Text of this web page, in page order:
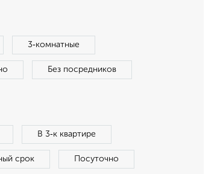
3‑комнатные
Без посредников
В 3‑к квартире
срок Посуточно